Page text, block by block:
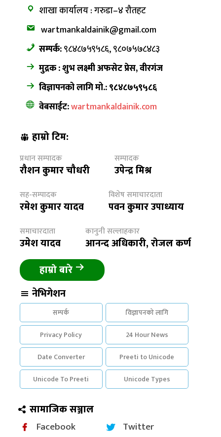
शाखा कार्यालय : गरुडा–४ रौतहट
wartmankaldainik@gmail.com
सम्पर्क:९८४८७५९५८६, ९८०७५७८४८३
मुद्रक : शुभ लक्ष्मी अफसेट प्रेस, वीरगंज
विज्ञापनको लागि मो.: ९८४८७५९५८६
वेबसाईट:wartmankaldainik.com
हाम्रो टिम:
प्रधान सम्पादक
रौशन कुमार चौधरी
सम्पादक
उपेन्द्र मिश्र
सह-सम्पादक
रमेश कुमार यादव
विशेष समाचारदाता
पवन कुमार उपाध्याय
समाचारदाता
उमेश यादव
कानुनी सल्लाहकार
आनन्द अधिकारी, रोजल कर्ण
हाम्रो बारे
नेभिगेशन
सम्पर्क
विज्ञापनको लागि
Privacy Policy
24 Hour News
Date Converter
Preeti to Unicode
Unicode To Preeti
Unicode Types
सामाजिक सञ्जाल
Facebook Twitter